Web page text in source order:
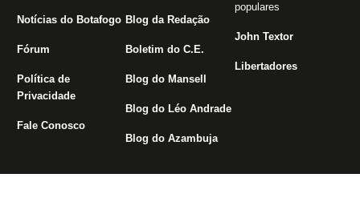
Notícias do Botafogo
Fórum
Política de
Privacidade
Fale Conosco
Blog da Redação
Boletim do C.E.
Blog do Mansell
Blog do Léo Andrade
Blog do Azambuja
populares
John Textor
Libertadores